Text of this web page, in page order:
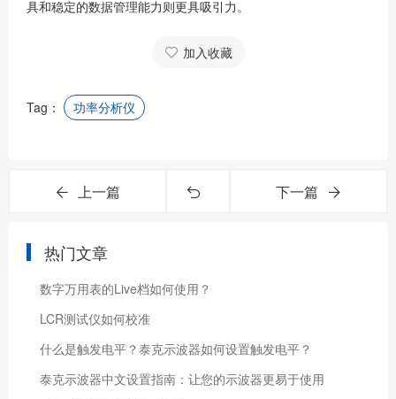
具和稳定的数据管理能力则更具吸引力 。
加入收藏
Tag： 功率分析仪
上一篇 下一篇
热门文章
数字万用表的Live档如何使用？
LCR测试仪如何校准
什么是触发电平？泰克示波器如何设置触发电平？
泰克示波器中文设置指南：让您的示波器更易于使用